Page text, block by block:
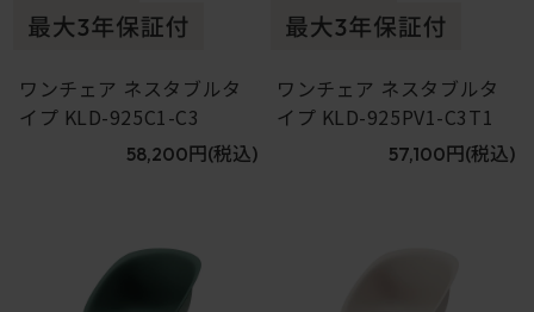
ワンチェア ネスタブルタ
イプ KLD-925C1-C3
58,200円 (税込)
ワンチェア ネスタブルタ
イプ KLD-925PV1-C3T1
57,100円 (税込)